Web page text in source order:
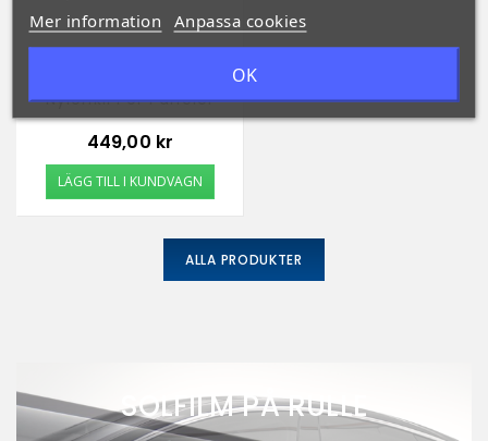
Nylonkil För Paneler
Pris
449,00 kr
LÄGG TILL I KUNDVAGN
ALLA PRODUKTER
SOLFILM PÅ RULLE
Mer information Anpassa cookies
OK